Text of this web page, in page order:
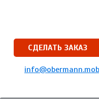
СДЕЛАТЬ ЗАКАЗ